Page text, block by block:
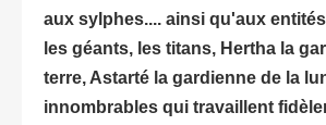
aux sylphes.... ainsi qu'aux
les géants, les titans, Hertha la
terre, Astarté la gardienne de la
innombrables qui travaillent